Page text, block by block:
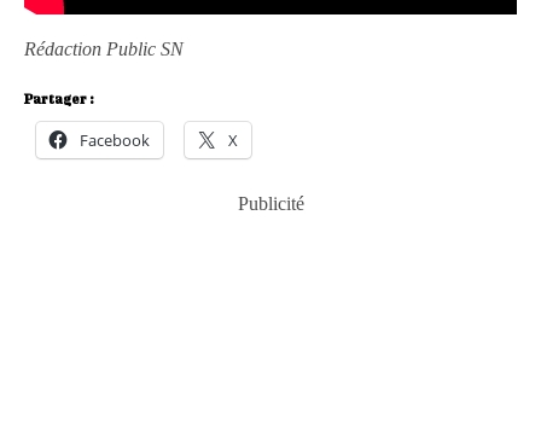
Rédaction Public SN
Partager :
Facebook X
Publicité